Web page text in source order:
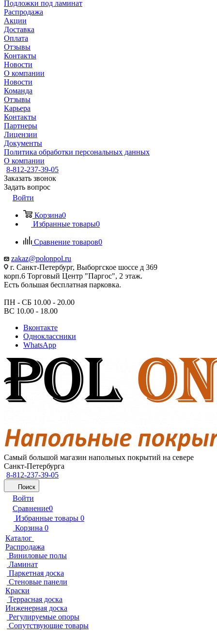
Подложки под ламинат
Распродажа
Акции
Доставка
Оплата
Отзывы
Контакты
Новости
О компании
Новости
Команда
Отзывы
Карьера
Контакты
Партнеры
Лицензии
Документы
Политика обработки персональных данных
О компании
8-812-237-39-05
Заказать звонок
Задать вопрос
Войти
Корзина0
Избранные товары0
Сравнение товаров0
zakaz@polonpol.ru
г. Санкт-Петербург, Выборгское шоссе д 369
корп.6 Торговый Центр "Паргос", 2 этаж.
Есть большая бесплатная парковка.
ПН - СБ 10.00 - 20.00
ВС 10.00 - 18.00
Вконтакте
Одноклассники
WhatsApp
Самый большой магазин напольных покрытий на севере
Санкт-Петербурга
8-812-237-39-05
Поиск
Войти
Сравнение0
Избранные товары 0
Корзина 0
Каталог
Распродажа
Виниловые полы
Ламинат
Паркетная доска
Стеновые панели
Краски
Террасная доска
Инженерная доска
Регулируемые опоры
Сопутствующие товары